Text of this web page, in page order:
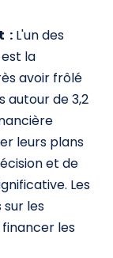
: L'un des
la
avoir frôlé
autour de 3,2
leurs plans
et de
Les
sur les
financer les